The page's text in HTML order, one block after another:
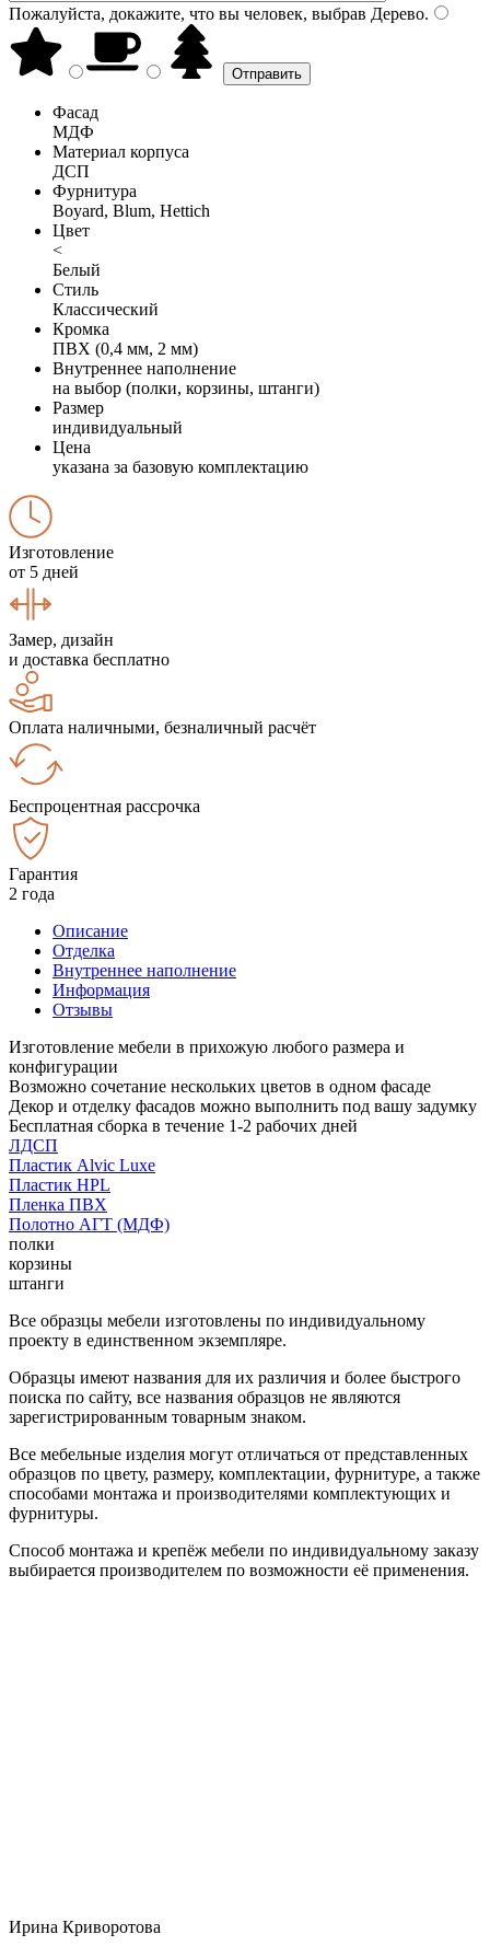
Пожалуйста, докажите, что вы человек, выбрав Дерево.
Фасад
МДФ
Материал корпуса
ДСП
Фурнитура
Boyard, Blum, Hettich
Цвет
<
Белый
Стиль
Классический
Кромка
ПВХ (0,4 мм, 2 мм)
Внутреннее наполнение
на выбор (полки, корзины, штанги)
Размер
индивидуальный
Цена
указана за базовую комплектацию
Изготовление
от 5 дней
Замер, дизайн
и доставка бесплатно
Оплата наличными, безналичный расчёт
Беспроцентная рассрочка
Гарантия
2 года
Описание
Отделка
Внутреннее наполнение
Информация
Отзывы
Изготовление мебели в прихожую любого размера и
конфигурации
Возможно сочетание нескольких цветов в одном фасаде
Декор и отделку фасадов можно выполнить под вашу задумку
Бесплатная сборка в течение 1-2 рабочих дней
ЛДСП
Пластик Alvic Luxe
Пластик HPL
Пленка ПВХ
Полотно АГТ (МДФ)
полки
корзины
штанги
Все образцы мебели изготовлены по индивидуальному
проекту в единственном экземпляре.
Образцы имеют названия для их различия и более быстрого
поиска по сайту, все названия образцов не являются
зарегистрированным товарным знаком.
Все мебельные изделия могут отличаться от представленных
образцов по цвету, размеру, комплектации, фурнитуре, а также
способами монтажа и производителями комплектующих и
фурнитуры.
Способ монтажа и крепёж мебели по индивидуальному заказу
выбирается производителем по возможности её применения.
Ирина Криворотова